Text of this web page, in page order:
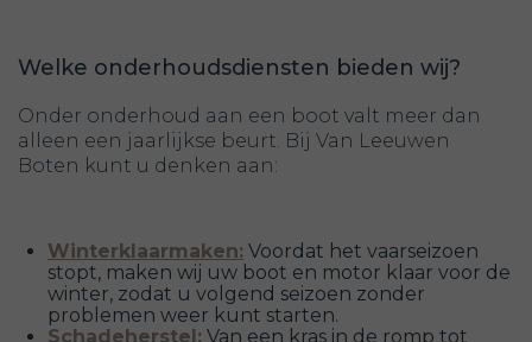
Welke onderhoudsdiensten bieden wij?
Onder onderhoud aan een boot valt meer dan
alleen een jaarlijkse beurt. Bij Van Leeuwen
Boten kunt u denken aan:
Winterklaarmaken: Voordat het vaarseizoen
stopt, maken wij uw boot en motor klaar voor de
winter, zodat u volgend seizoen zonder
problemen weer kunt starten.
Schadeherstel: Van een kras in de romp tot